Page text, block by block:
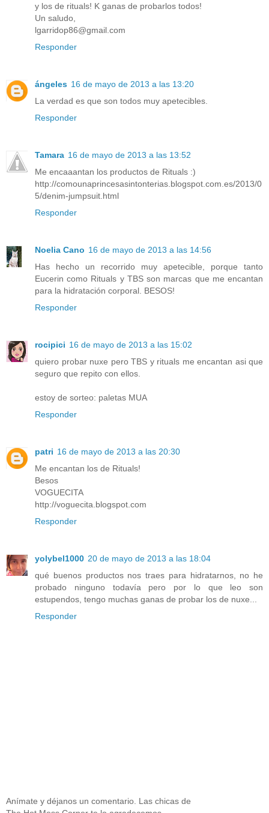
y los de rituals! K ganas de probarlos todos!
Un saludo,
lgarridop86@gmail.com
Responder
ángeles 16 de mayo de 2013 a las 13:20
La verdad es que son todos muy apetecibles.
Responder
Tamara 16 de mayo de 2013 a las 13:52
Me encaaantan los productos de Rituals :)
http://comounaprincesasintonterias.blogspot.com.es/2013/0
5/denim-jumpsuit.html
Responder
Noelia Cano 16 de mayo de 2013 a las 14:56
Has hecho un recorrido muy apetecible, porque tanto
Eucerin como Rituals y TBS son marcas que me encantan
para la hidratación corporal. BESOS!
Responder
rocipici 16 de mayo de 2013 a las 15:02
quiero probar nuxe pero TBS y rituals me encantan asi que
seguro que repito con ellos.
estoy de sorteo: paletas MUA
Responder
patri 16 de mayo de 2013 a las 20:30
Me encantan los de Rituals!
Besos
VOGUECITA
http://voguecita.blogspot.com
Responder
yolybel1000 20 de mayo de 2013 a las 18:04
qué buenos productos nos traes para hidratarnos, no he
probado ninguno todavía pero por lo que leo son
estupendos, tengo muchas ganas de probar los de nuxe...
Responder
Anímate y déjanos un comentario. Las chicas de